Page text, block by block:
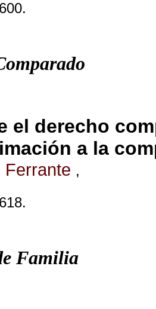
el derecho
a la
Ferrante ,
Familia